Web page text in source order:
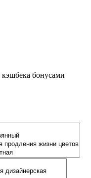
бонусами